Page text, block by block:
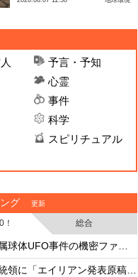
予言・予知
心霊
事件
科学
スピリチュアル
グ 更新
総合
ブラジル金属球体UFO事件の機密ファイル
トランプ大統領に「エイリアン発表原稿」を渡した男